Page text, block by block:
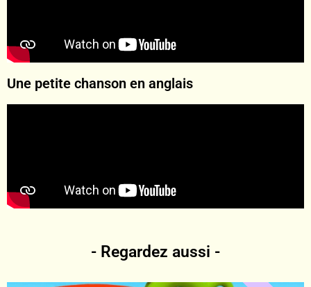
Une petite chanson en anglais
- Regardez aussi -